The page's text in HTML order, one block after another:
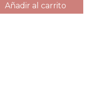
Añadir al carrito